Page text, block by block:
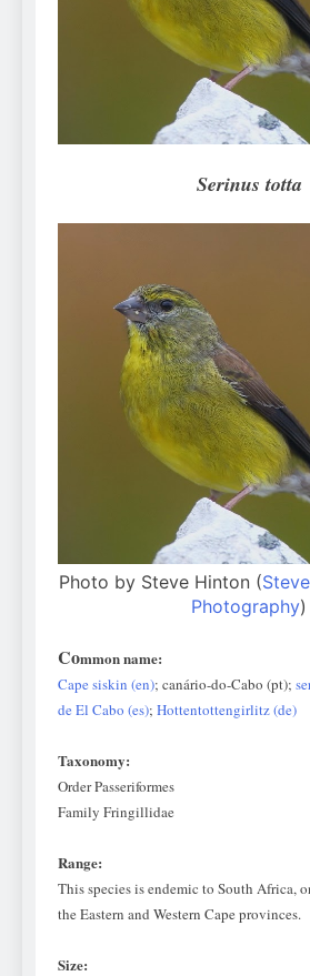
Can Bulldogs
And How to
7 Năm Ago
How Often Do
Groom My
7 Năm Ago
Serinus totta
Photo by Steve Hinton (
Photography)
Common name:
Cape siskin (en); canário-do-Cabo (pt);
de El Cabo (es); Hottentottengirlitz (de)
Taxonomy:
Order Passeriformes
Family Fringillidae
Range:
This species is endemic to South Africa,
the Eastern and Western Cape provinces.
Size: